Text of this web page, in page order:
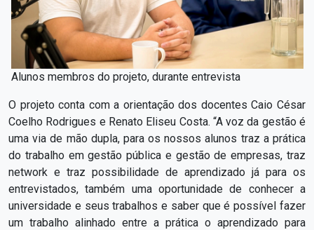
Alunos membros do projeto, durante entrevista
O projeto conta com a orientação dos docentes Caio César
Coelho Rodrigues e Renato Eliseu Costa. “A voz da gestão é
uma via de mão dupla, para os nossos alunos traz a prática
do trabalho em gestão pública e gestão de empresas, traz
network e traz possibilidade de aprendizado já para os
entrevistados, também uma oportunidade de conhecer a
universidade e seus trabalhos e saber que é possível fazer
um trabalho alinhado entre a prática o aprendizado para